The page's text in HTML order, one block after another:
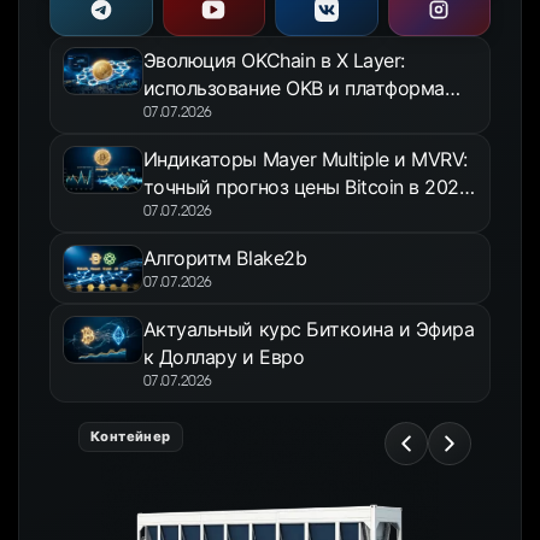
Эволюция OKChain в X Layer:
использование OKB и платформа
OKX Jumpstart в 2026 году
07.07.2026
Индикаторы Mayer Multiple и MVRV:
точный прогноз цены Bitcoin в 2026
году
07.07.2026
Алгоритм Blake2b
07.07.2026
Актуальный курс Биткоина и Эфира
к Доллару и Евро
07.07.2026
Контейнер